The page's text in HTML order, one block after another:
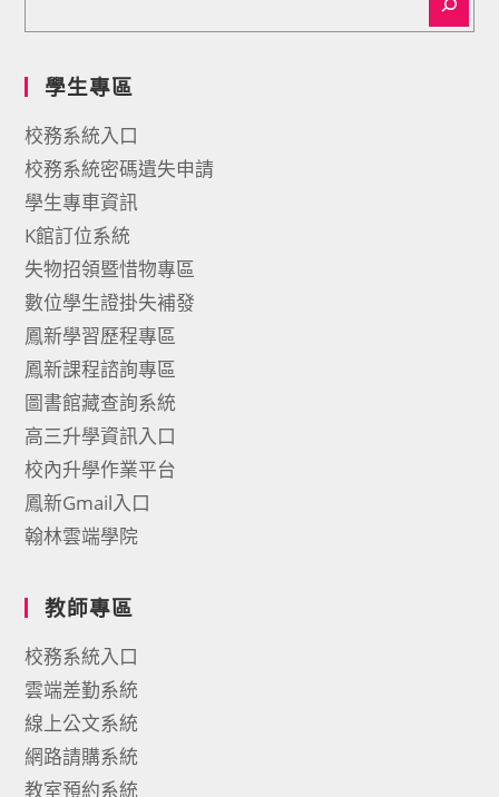
學生專區
校務系統入口
校務系統密碼遺失申請
學生專車資訊
K館訂位系統
失物招領暨惜物專區
數位學生證掛失補發
鳳新學習歷程專區
鳳新課程諮詢專區
圖書館藏查詢系統
高三升學資訊入口
校內升學作業平台
鳳新Gmail入口
翰林雲端學院
教師專區
校務系統入口
雲端差勤系統
線上公文系統
網路請購系統
教室預約系統